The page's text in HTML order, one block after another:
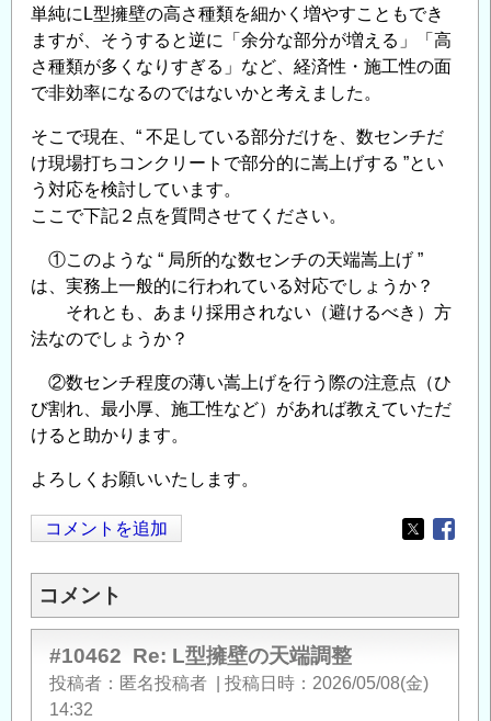
単純にL型擁壁の高さ種類を細かく増やすこともでき
ますが、そうすると逆に「余分な部分が増える」「高
さ種類が多くなりすぎる」など、経済性・施工性の面
で非効率になるのではないかと考えました。
そこで現在、“ 不足している部分だけを、数センチだ
け現場打ちコンクリートで部分的に嵩上げする ”とい
う対応を検討しています。
ここで下記２点を質問させてください。
①このような “ 局所的な数センチの天端嵩上げ ”
は、実務上一般的に行われている対応でしょうか？
それとも、あまり採用されない（避けるべき）方
法なのでしょうか？
②数センチ程度の薄い嵩上げを行う際の注意点（ひ
び割れ、最小厚、施工性など）があれば教えていただ
けると助かります。
よろしくお願いいたします。
コメントを追加
Opens in
コメント
#10462 Re: L型擁壁の天端調整
投稿者 匿名投稿者 投稿日時
2026/05/08(金)
14:32